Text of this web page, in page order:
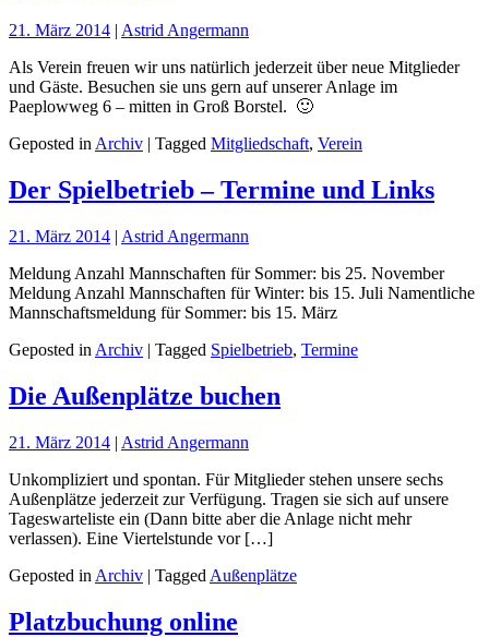
21. März 2014 | Astrid Angermann
Als Verein freuen wir uns natürlich jederzeit über neue Mitglieder
und Gäste. Besuchen sie uns gern auf unserer Anlage im
Paeplowweg 6 – mitten in Groß Borstel. 🙂
Geposted in Archiv | Tagged Mitgliedschaft, Verein
Der Spielbetrieb – Termine und Links
21. März 2014 | Astrid Angermann
Meldung Anzahl Mannschaften für Sommer: bis 25. November
Meldung Anzahl Mannschaften für Winter: bis 15. Juli Namentliche
Mannschaftsmeldung für Sommer: bis 15. März
Geposted in Archiv | Tagged Spielbetrieb, Termine
Die Außenplätze buchen
21. März 2014 | Astrid Angermann
Unkompliziert und spontan. Für Mitglieder stehen unsere sechs
Außenplätze jederzeit zur Verfügung. Tragen sie sich auf unsere
Tageswarteliste ein (Dann bitte aber die Anlage nicht mehr
verlassen). Eine Viertelstunde vor […]
Geposted in Archiv | Tagged Außenplätze
Platzbuchung online